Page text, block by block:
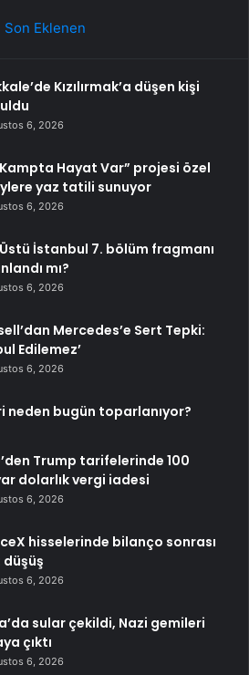
Son Eklenen
Kızılırmak’a düşen kişi
6, 2026
Kampta Hayat Var” projesi özel
yaz tatili sunuyor
6, 2026
İstanbul 7. bölüm fragmanı
mı?
6, 2026
Mercedes’e Sert Tepki:
Edilemez’
6, 2026
neden bugün toparlanıyor?
Trump tarifelerinde 100
dolarlık vergi iadesi
6, 2026
hisselerinde bilanço sonrası
6, 2026
sular çekildi, Nazi gemileri
çıktı
6, 2026